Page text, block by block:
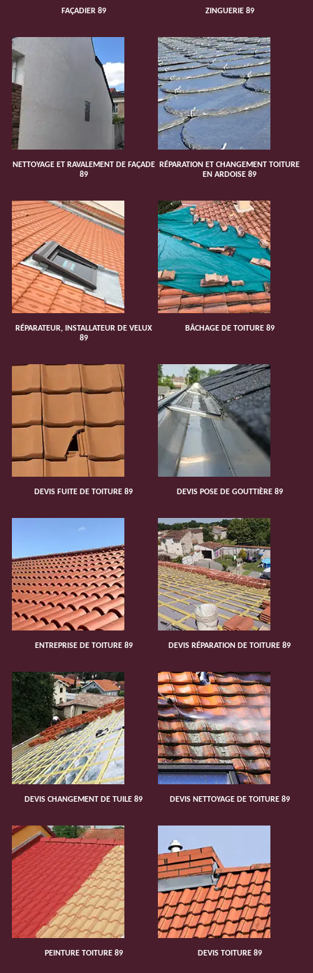
FAÇADIER 89 ZINGUERIE 89
NETTOYAGE ET RAVALEMENT DE FAÇADE
89
RÉPARATION ET CHANGEMENT TOITURE
EN ARDOISE 89
RÉPARATEUR, INSTALLATEUR DE VELUX
89
BÂCHAGE DE TOITURE 89
DEVIS FUITE DE TOITURE 89 DEVIS POSE DE GOUTTIÈRE 89
ENTREPRISE DE TOITURE 89 DEVIS RÉPARATION DE TOITURE 89
DEVIS CHANGEMENT DE TUILE 89 DEVIS NETTOYAGE DE TOITURE 89
PEINTURE TOITURE 89 DEVIS TOITURE 89